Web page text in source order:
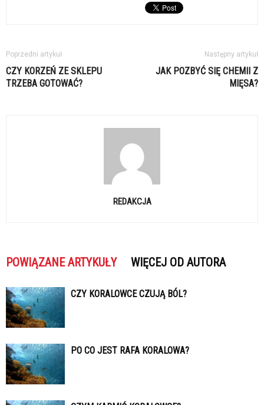
Poprzedni artykuł
CZY KORZEŃ ZE SKLEPU
TRZEBA GOTOWAĆ?
Następny artykuł
JAK POZBYĆ SIĘ CHEMII Z
MIĘSA?
REDAKCJA
POWIĄZANE ARTYKUŁY WIĘCEJ OD AUTORA
CZY KORALOWCE CZUJĄ BÓL?
PO CO JEST RAFA KORALOWA?